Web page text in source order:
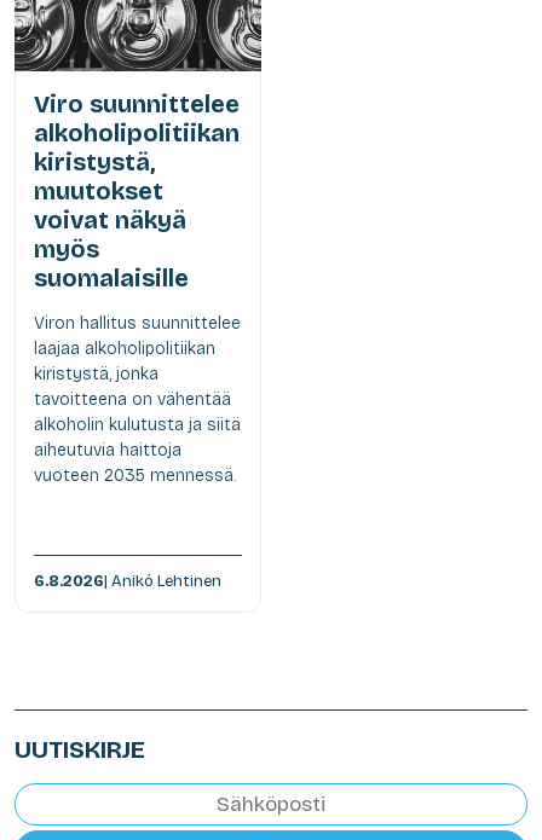
Viro suunnittelee
alkoholipolitiikan
kiristystä,
muutokset
voivat näkyä
myös
suomalaisille
Viron hallitus suunnittelee
laajaa alkoholipolitiikan
kiristystä, jonka
tavoitteena on vähentää
alkoholin kulutusta ja siitä
aiheutuvia haittoja
vuoteen 2035 mennessä.
6.8.2026| Anikó Lehtinen
UUTISKIRJE